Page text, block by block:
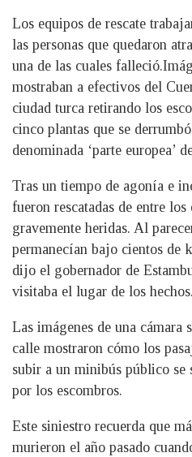
Los equipos de rescate
las personas que quedaron
una de las cuales
mostraban a efectivos del
ciudad turca retirando los
cinco plantas que se
denominada ‘parte europea’
Tras un tiempo de agonía e
fueron rescatadas de entre
gravemente heridas. Al
permanecían bajo cientos de
dijo el gobernador de
visitaba el lugar de los hechos.
Las imágenes de una cámara
calle mostraron cómo los
subir a un minibús público se
por los escombros.
Este siniestro recuerda que
murieron el año pasado